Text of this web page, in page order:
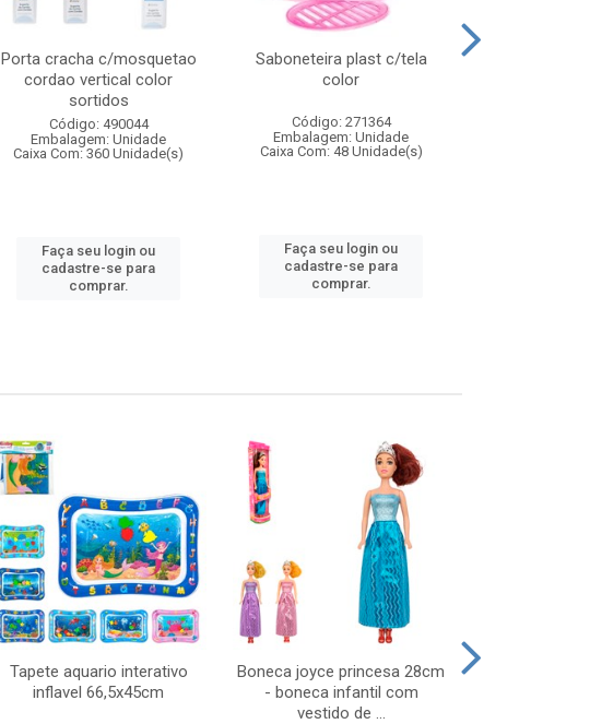
Porta cracha c/mosquetao
cordao vertical color
sortidos
Código: 490044
Embalagem: Unidade
Caixa Com: 360 Unidade(s)
Faça seu login ou
cadastre-se para
comprar.
Saboneteira plast c/tela
color
Código: 271364
Embalagem: Unidade
Caixa Com: 48 Unidade(s)
Faça seu login ou
cadastre-se para
comprar.
Tapete aquario interativo
inflavel 66,5x45cm
Boneca joyce princesa 28cm
- boneca infantil com
vestido de ...